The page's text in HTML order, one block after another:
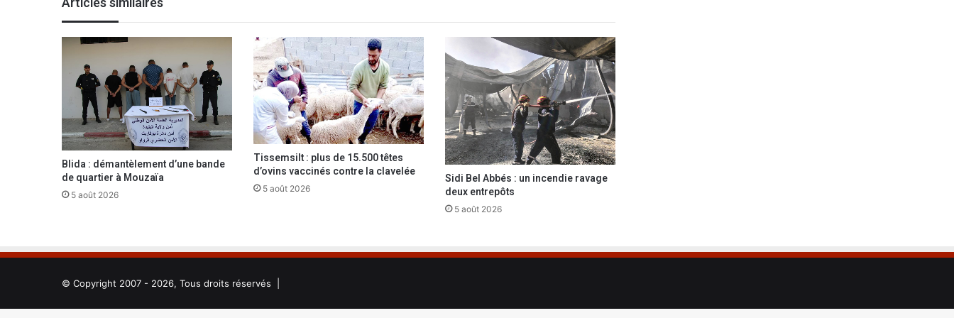
x
d
e
e
c
é
a
r
n
o
y
a
d
e
Blida : démantèlement d’une bande
de quartier à Mouzaïa
5 août 2026
Tissemsilt : plus de 15.500 têtes
d’ovins vaccinés contre la clavelée
5 août 2026
Sidi Bel Abbés : un incendie ravage
deux entrepôts
5 août 2026
© Copyright 2007 - 2026, Tous droits réservés |